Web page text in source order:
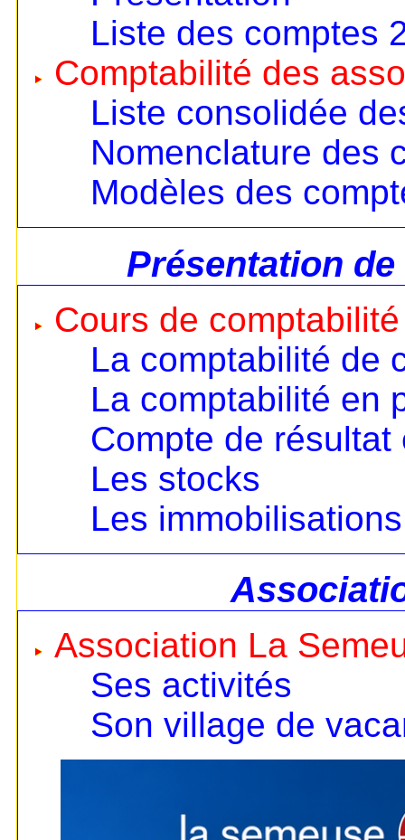
Liste des comptes
Comptabilité des
Liste consolidée
Nomenclature des
Modèles des
Présentation
Cours de comptabilité
La comptabilité de
La comptabilité en
Compte de résultat
Les stocks
Les immobilisations
Association La
Ses activités
Son village de